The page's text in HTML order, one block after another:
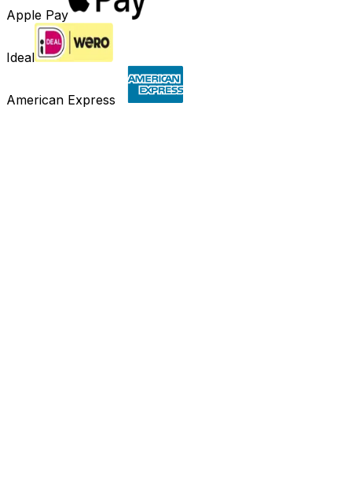
Apple Pay
Ideal
American Express